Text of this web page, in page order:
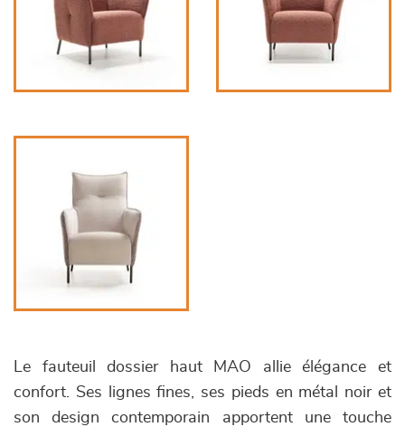
Le fauteuil dossier haut MAO allie élégance et
confort. Ses lignes fines, ses pieds en métal noir et
son design contemporain apportent une touche